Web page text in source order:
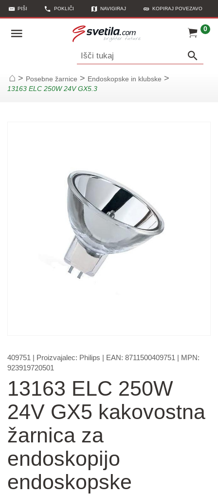
PIŠI POKLIČI NAVIGIRAJ KOPIRAJ POVEZAVO
0
Išči tukaj
Začetna stran
> Posebne žarnice > Endoskopske in klubske >
13163 ELC 250W 24V GX5.3
409751 | Proizvajalec: Philips | EAN: 8711500409751 | MPN:
923919720501
13163 ELC 250W
24V GX5 kakovostna
žarnica za
endoskopijo
endoskopske